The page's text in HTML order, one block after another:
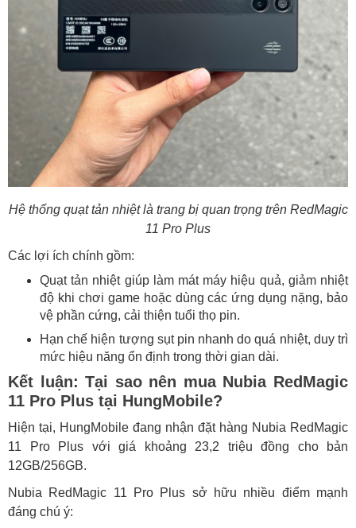
Hệ thống quạt tản nhiệt là trang bị quan trọng trên RedMagic
11 Pro Plus
Các lợi ích chính gồm:
Quạt tản nhiệt giúp làm mát máy hiệu quả, giảm nhiệt
độ khi chơi game hoặc dùng các ứng dụng nặng, bảo
vệ phần cứng, cải thiện tuổi thọ pin.
Hạn chế hiện tượng sụt pin nhanh do quá nhiệt, duy trì
mức hiệu năng ổn định trong thời gian dài.
Kết luận: Tại sao nên mua Nubia RedMagic
11 Pro Plus tại HungMobile?
Hiện tại, HungMobile đang nhận đặt hàng Nubia RedMagic
11 Pro Plus với giá khoảng 23,2 triệu đồng cho bản
12GB/256GB.
Nubia RedMagic 11 Pro Plus sở hữu nhiều điểm mạnh
đáng chú ý: